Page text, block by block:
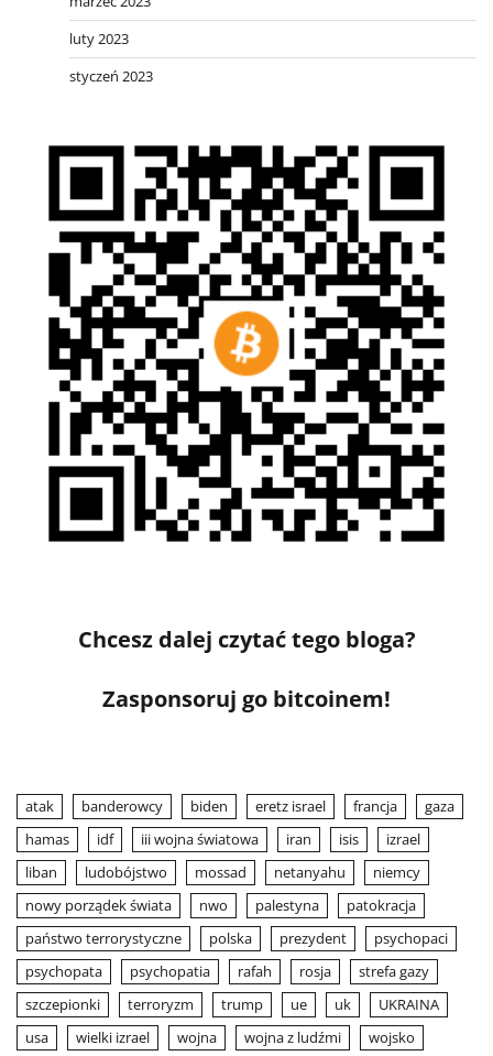
luty 2023
styczeń 2023
Chcesz dalej czytać tego bloga?
Zasponsoruj go bitcoinem!
atak banderowcy biden eretz israel francja
gaza
hamas
idf iii wojna światowa iran isis
izrael
liban
ludobójstwo mossad netanyahu
niemcy
nowy porządek świata
nwo palestyna
patokracja
państwo terrorystyczne
polska prezydent
psychopaci
psychopata
psychopatia rafah rosja
strefa gazy
szczepionki
terroryzm trump ue uk
UKRAINA
usa
wielki izrael wojna wojna z ludźmi wojsko